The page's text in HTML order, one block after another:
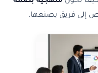
إلى فريق يصنعها.